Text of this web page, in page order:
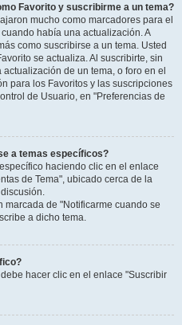
Favorito y suscribirme a un tema?
mucho como marcadores para el
había una actualización. A
como suscribirse a un tema. Usted
se actualiza. Al suscribirte, sin
de un tema, o foro en el
para los Favoritos y las suscripciones
de Usuario, en "Preferencias de
a temas específicos?
haciendo clic en el enlace
de Tema", ubicado cerca de la
de "Notificarme cuando se
a dicho tema.
hacer clic en el enlace "Suscribir